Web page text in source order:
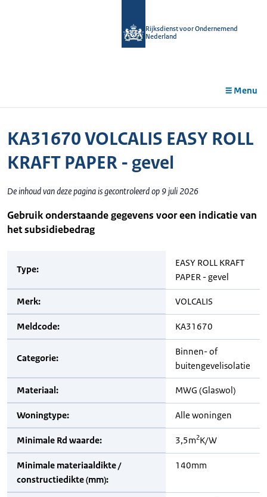
Rijksdienst voor Ondernemend
Nederland
Menu
KA31670 VOLCALIS EASY ROLL
KRAFT PAPER - gevel
De inhoud van deze pagina is gecontroleerd op 9 juli 2026
Gebruik onderstaande gegevens voor een indicatie van
het subsidiebedrag
Type:
EASY ROLL KRAFT
PAPER - gevel
Merk: VOLCALIS
Meldcode: KA31670
Categorie:
Binnen- of
buitengevelisolatie
Materiaal: MWG (Glaswol)
Woningtype: Alle woningen
Minimale Rd waarde: 3,5m2K/W
Minimale materiaaldikte /
constructiedikte (mm):
140mm